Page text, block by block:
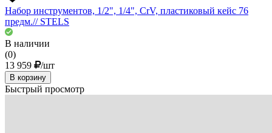
Набор инструментов, 1/2", 1/4", CrV, пластиковый кейс 76
предм.// STELS
В наличии
(0)
13 959
/шт
В корзину
Быстрый просмотр